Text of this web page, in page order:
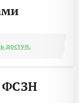
доступ.
ФСЗН